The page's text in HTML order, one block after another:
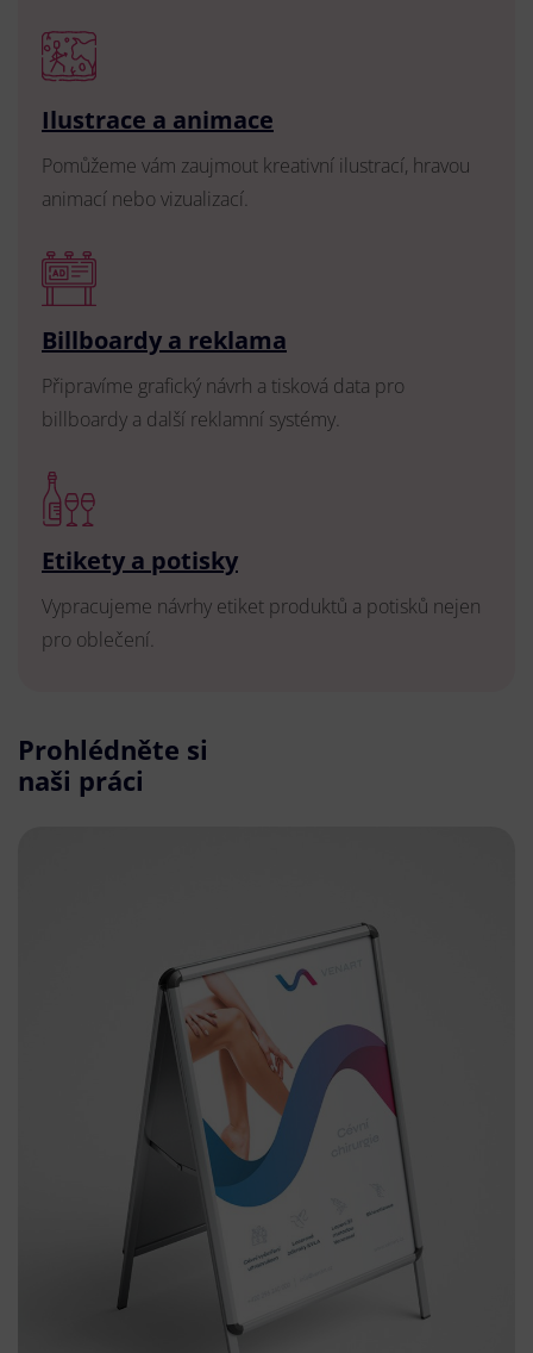
Ilustrace a animace
Pomůžeme vám zaujmout kreativní ilustrací, hravou
animací nebo vizualizací.
Billboardy a reklama
Připravíme grafický návrh a tisková data pro
billboardy a další reklamní systémy.
Etikety a potisky
Vypracujeme návrhy etiket produktů a potisků nejen
pro oblečení.
Prohlédněte si
naši práci